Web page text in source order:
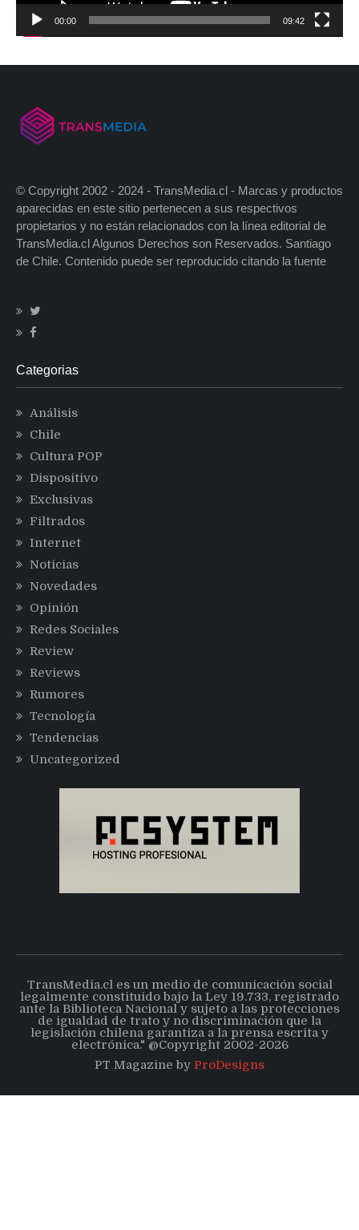
00:00 09:42
© Copyright 2002 - 2024 - TransMedia.cl - Marcas y productos
aparecidas en este sitio pertenecen a sus respectivos
propietarios y no están relacionados con la línea editorial de
TransMedia.cl Algunos Derechos son Reservados. Santiago
de Chile. Contenido puede ser reproducido citando la fuente
Categorias
Análisis
Chile
Cultura POP
Dispositivo
Exclusivas
Filtrados
Internet
Noticias
Novedades
Opinión
Redes Sociales
Review
Reviews
Rumores
Tecnología
Tendencias
Uncategorized
TransMedia.cl es un medio de comunicación social
legalmente constituido bajo la Ley 19.733, registrado
ante la Biblioteca Nacional y sujeto a las protecciones
de igualdad de trato y no discriminación que la
legislación chilena garantiza a la prensa escrita y
electrónica." @Copyright 2002-2026
PT Magazine by ProDesigns